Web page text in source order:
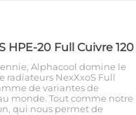
HPE-20 Full Cuivre 120
Alphacool domine le
radiateurs NexXxoS Full
de variantes de
monde. Tout comme notre
qui nous permet de